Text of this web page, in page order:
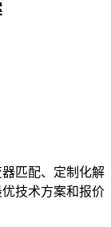
匹配、定制化解
技术方案和报价